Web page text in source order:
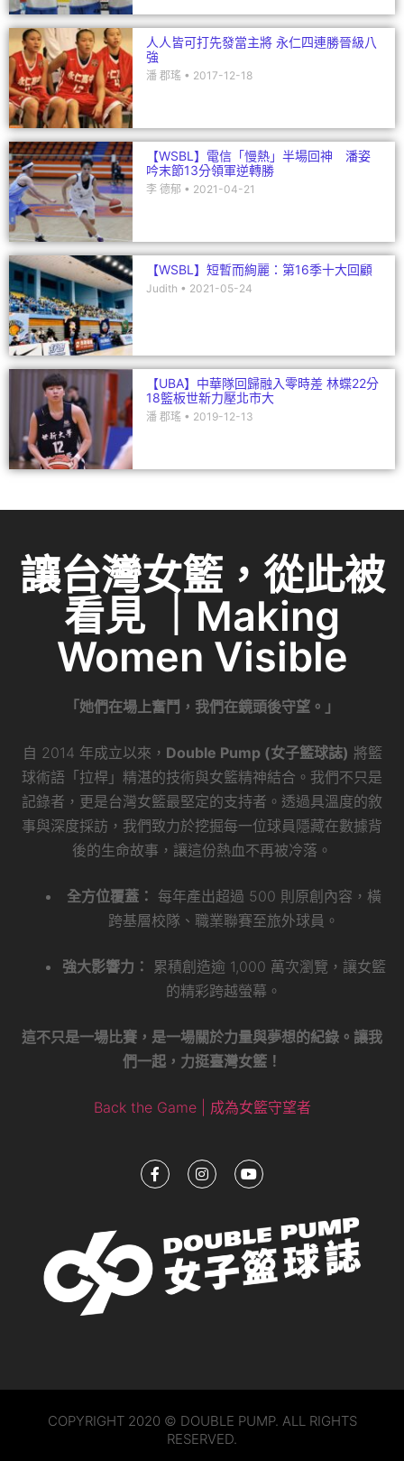
人人皆可打先發當主將 永仁四連勝晉級八
強
潘 郡瑤 2017-12-18
【WSBL】電信「慢熱」半場回神 潘姿
吟末節13分領軍逆轉勝
李 德郁 2021-04-21
【WSBL】短暫而絢麗：第16季十大回顧
Judith 2021-05-24
【UBA】中華隊回歸融入零時差 林蝶22分
18籃板世新力壓北市大
潘 郡瑤 2019-12-13
讓台灣女籃，從此被
看見 ｜Making
Women Visible
「她們在場上奮鬥，我們在鏡頭後守望。」
自 2014 年成立以來， Double Pump (女子籃球誌) 將籃
球術語「拉桿」精湛的技術與女籃精神結合。我們不只是
記錄者，更是台灣女籃最堅定的支持者。透過具溫度的敘
事與深度採訪，我們致力於挖掘每一位球員隱藏在數據背
後的生命故事，讓這份熱血不再被冷落。
全方位覆蓋： 每年產出超過 500 則原創內容，橫
跨基層校隊、職業聯賽至旅外球員。
強大影響力：
累積創造逾 1,000 萬次瀏覽，讓女籃
的精彩跨越螢幕。
這不只是一場比賽，是一場關於力量與夢想的紀錄。讓我
們一起，力挺臺灣女籃！
Back the Game | 成為女籃守望者
COPYRIGHT 2020 © DOUBLE PUMP. ALL RIGHTS
RESERVED.